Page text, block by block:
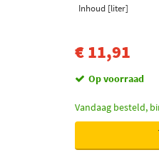
Inhoud [liter]
€ 11,91
Op voorraad
Vandaag besteld,